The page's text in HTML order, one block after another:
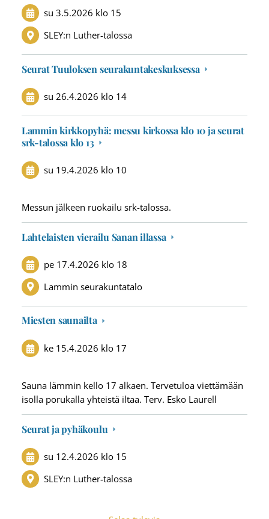
su 3.5.2026 klo 15
SLEY:n Luther-talossa
Seurat Tuuloksen seurakuntakeskuksessa
su 26.4.2026 klo 14
Lammin kirkkopyhä: messu kirkossa klo 10 ja seurat
srk-talossa klo 13
su 19.4.2026 klo 10
Messun jälkeen ruokailu srk-talossa.
Lahtelaisten vierailu Sanan illassa
pe 17.4.2026 klo 18
Lammin seurakuntatalo
Miesten saunailta
ke 15.4.2026 klo 17
Sauna lämmin kello 17 alkaen. Tervetuloa viettämään
isolla porukalla yhteistä iltaa. Terv. Esko Laurell
Seurat ja pyhäkoulu
su 12.4.2026 klo 15
SLEY:n Luther-talossa